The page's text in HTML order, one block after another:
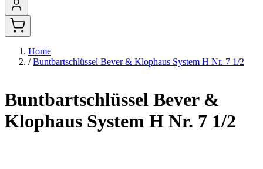
Home
/ Buntbartschlüssel Bever & Klophaus System H Nr. 7 1/2
Buntbartschlüssel Bever &
Klophaus System H Nr. 7 1/2